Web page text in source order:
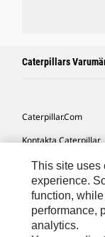
Caterpillars
Caterpillar.com
Kontakta Caterpillar
Mina
Platskarta
Cookie Settings
Juridiskt
This site uses
experience.
function,
performance,
analytics.